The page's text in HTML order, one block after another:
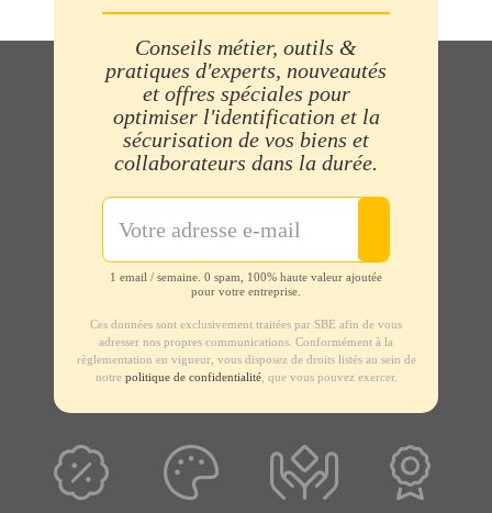
Conseils métier, outils &
pratiques d'experts, nouveautés
et offres spéciales pour
optimiser l'identification et la
sécurisation de vos biens et
collaborateurs dans la durée.
1 email / semaine. 0 spam, 100% haute valeur ajoutée
pour votre entreprise.
Ces données sont exclusivement traitées par SBE afin de vous
adresser nos propres communications. Conformément à la
règlementation en vigueur, vous disposez de droits listés au sein de
notre politique de confidentialité, que vous pouvez exercer.